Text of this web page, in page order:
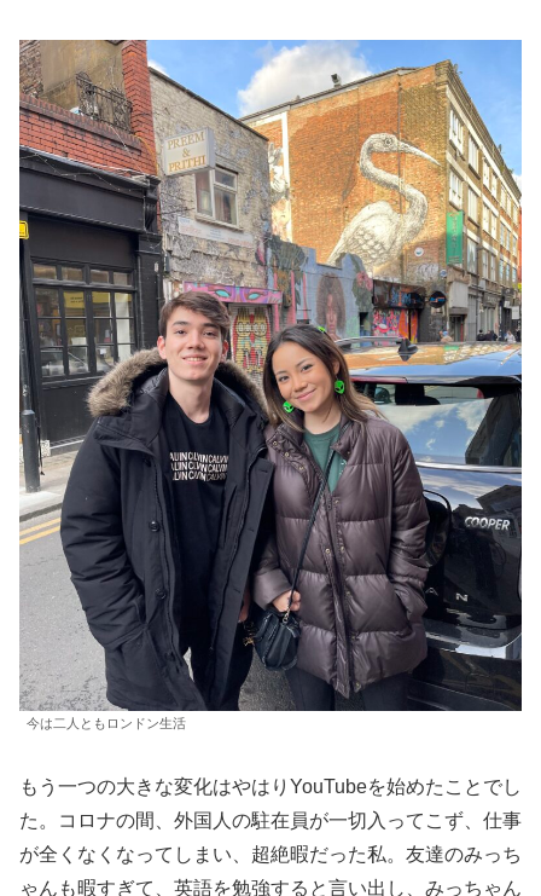
今は二人ともロンドン生活
もう一つの大きな変化はやはりYouTubeを始めたことでし
た。コロナの間、外国人の駐在員が一切入ってこず、仕事
が全くなくなってしまい、超絶暇だった私。友達のみっち
ゃんも暇すぎて、英語を勉強すると言い出し、みっちゃん